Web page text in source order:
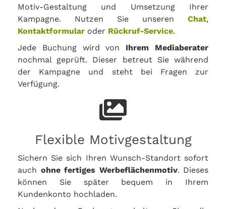
Motiv-Gestaltung und Umsetzung Ihrer
Kampagne. Nutzen Sie unseren Chat,
Kontaktformular oder Rückruf-Service.
Jede Buchung wird von Ihrem Mediaberater
nochmal geprüft. Dieser betreut Sie während
der Kampagne und steht bei Fragen zur
Verfügung.
Flexible Motivgestaltung
Sichern Sie sich Ihren Wunsch-Standort sofort
auch ohne fertiges Werbeflächenmotiv. Dieses
können Sie später bequem in Ihrem
Kundenkonto hochladen.